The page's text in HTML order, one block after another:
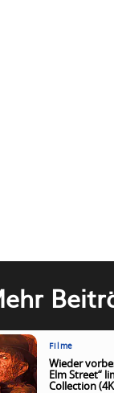
Filme
Wieder
Elm Street“
Collection